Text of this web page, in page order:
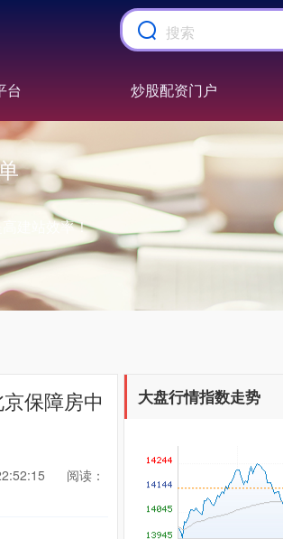
台 炒股配资门户
建站效率！
保障房中
阅读：
大盘行情指数走势
3900.35